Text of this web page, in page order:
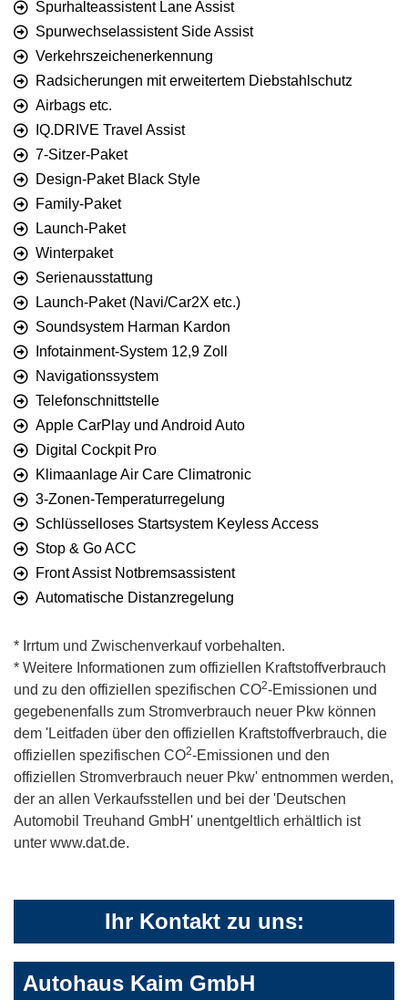
Spurhalteassistent Lane Assist
Spurwechselassistent Side Assist
Verkehrszeichenerkennung
Radsicherungen mit erweitertem Diebstahlschutz
Airbags etc.
IQ.DRIVE Travel Assist
7-Sitzer-Paket
Design-Paket Black Style
Family-Paket
Launch-Paket
Winterpaket
Serienausstattung
Launch-Paket (Navi/Car2X etc.)
Soundsystem Harman Kardon
Infotainment-System 12,9 Zoll
Navigationssystem
Telefon­schnittstelle
Apple CarPlay und Android Auto
Digital Cockpit Pro
Klimaanlage Air Care Climatronic
3-Zonen-Temperaturregelung
Schlüsselloses Startsystem Keyless Access
Stop & Go ACC
Front Assist Notbremsassistent
Automatische Distanzregelung
* Irrtum und Zwischenverkauf vorbehalten.
* Weitere Informationen zum offiziellen Kraftstoffverbrauch
und zu den offiziellen spezifischen CO2-Emissionen und
gegebenenfalls zum Stromverbrauch neuer Pkw können
dem 'Leitfaden über den offiziellen Kraftstoffverbrauch, die
offiziellen spezifischen CO2-Emissionen und den
offiziellen Stromverbrauch neuer Pkw' entnommen werden,
der an allen Verkaufsstellen und bei der 'Deutschen
Automobil Treuhand GmbH' unentgeltlich erhältlich ist
unter www.dat.de.
Ihr Kontakt zu uns:
Autohaus Kaim GmbH